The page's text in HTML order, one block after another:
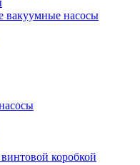
вакуумные насосы
коробкой